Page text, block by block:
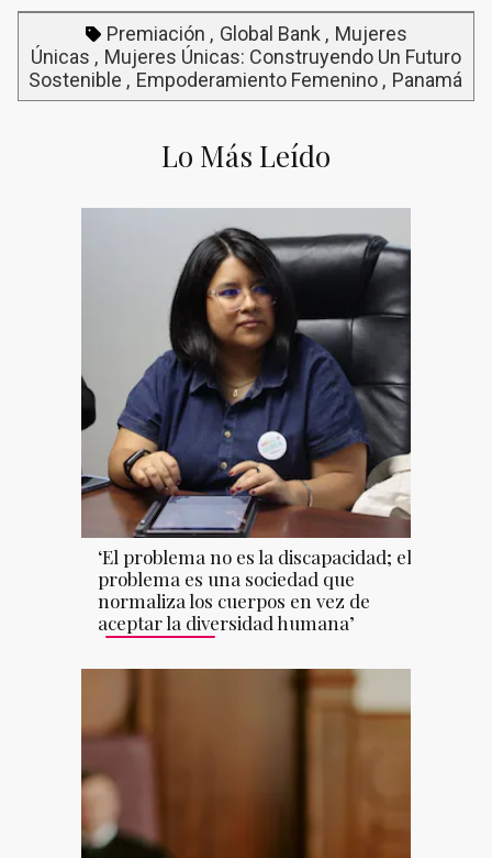
Premiación Global Bank
Mujeres
Únicas
Mujeres Únicas: Construyendo Un Futuro
Sostenible
Empoderamiento Femenino Panamá
Lo Más Leído
‘El problema no es la discapacidad; el
problema es una sociedad que
normaliza los cuerpos en vez de
aceptar la diversidad humana’